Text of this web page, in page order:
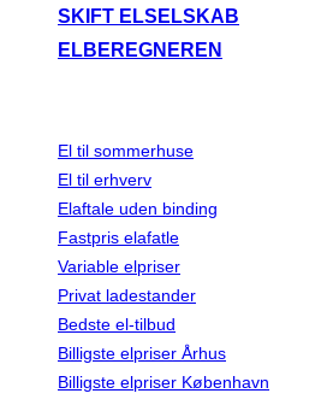
SKIFT ELSELSKAB
ELBEREGNEREN
El til sommerhuse
El til erhverv
Elaftale uden binding
Fastpris elafatle
Variable elpriser
Privat ladestander
Bedste el-tilbud
Billigste elpriser Århus
Billigste elpriser København